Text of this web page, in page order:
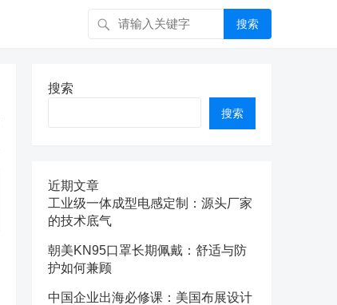
搜索
搜索
搜索
近期文章
工业级一体成型电感定制：源头厂家
的技术底气
朝美KN95口罩长期佩戴：舒适与防
护如何兼顾
中国企业出海必修课：美国布展设计